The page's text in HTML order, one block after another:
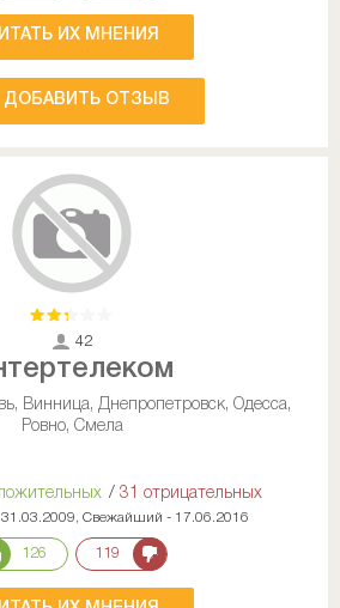
ИХ МНЕНИЯ
ДОБАВИТЬ ОТЗЫВ
42
Винница, Днепропетровск, Одесса,
Ровно, Смела
/ 31 отрицательных
31.03.2009, Свежайший - 17.06.2016
126 119